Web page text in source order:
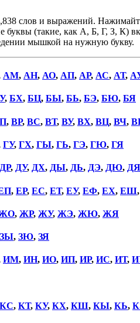
слов и выражений.
(такие, как А, Б, Г, З, К)
мышкой на нужную букву.
АМ, АН, АО, АП, АР, АС, АТ,
, БХ, БЦ, БЫ, БЬ, БЭ, БЮ, БЯ
, ВР, ВС, ВТ, ВУ, ВХ, ВЦ, ВЧ,
ГУ, ГХ, ГЫ, ГЬ, ГЭ, ГЮ, ГЯ
ДР, ДУ, ДХ, ДЫ, ДЬ, ДЭ, ДЮ, ДЯ
, ЕР, ЕС, ЕТ, ЕУ, ЕФ, ЕХ, ЕШ,
, ЖР, ЖУ, ЖЭ, ЖЮ, ЖЯ
ЗЫ, ЗЮ, ЗЯ
ИМ, ИН, ИО, ИП, ИР, ИС, ИТ,
КС, КТ, КУ, КХ, КШ, КЫ, КЬ,